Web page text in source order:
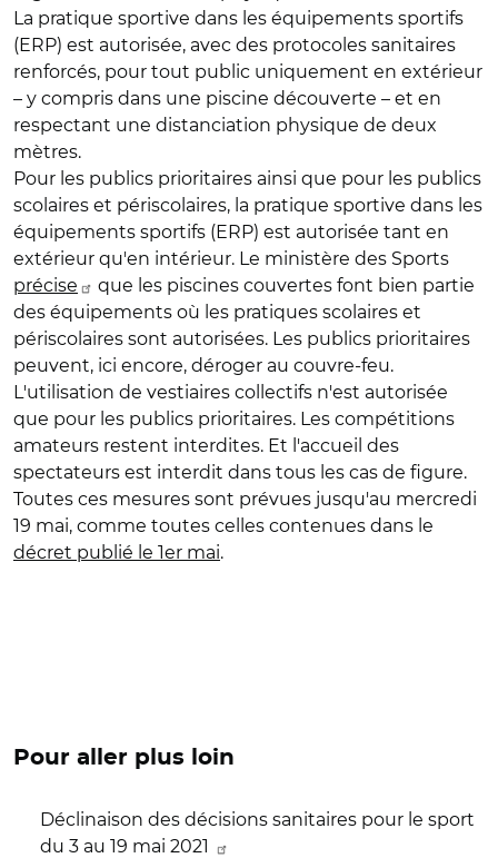
La pratique sportive dans les équipements sportifs
(ERP) est autorisée, avec des protocoles sanitaires
renforcés, pour tout public uniquement en extérieur
– y compris dans une piscine découverte – et en
respectant une distanciation physique de deux
mètres.
Pour les publics prioritaires ainsi que pour les publics
scolaires et périscolaires, la pratique sportive dans les
équipements sportifs (ERP) est autorisée tant en
extérieur qu'en intérieur. Le ministère des Sports
précise
que les piscines couvertes font bien partie
des équipements où les pratiques scolaires et
périscolaires sont autorisées. Les publics prioritaires
peuvent, ici encore, déroger au couvre-feu.
L'utilisation de vestiaires collectifs n'est autorisée
que pour les publics prioritaires. Les compétitions
amateurs restent interdites. Et l'accueil des
spectateurs est interdit dans tous les cas de figure.
Toutes ces mesures sont prévues jusqu'au mercredi
19 mai, comme toutes celles contenues dans le
décret publié le 1er mai.
Pour aller plus loin
Déclinaison des décisions sanitaires pour le sport
du 3 au 19 mai 2021